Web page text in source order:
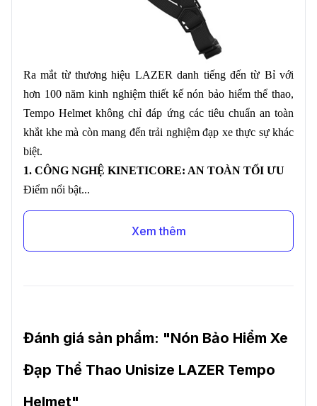
Ra mắt từ thương hiệu LAZER danh tiếng đến từ Bỉ với
hơn 100 năm kinh nghiệm thiết kế nón bảo hiểm thể thao,
Tempo Helmet không chỉ đáp ứng các tiêu chuẩn an toàn
khắt khe mà còn mang đến trải nghiệm đạp xe thực sự khác
biệt.
1. CÔNG NGHỆ KINETICORE: AN TOÀN TỐI ƯU
Điểm nổi bật...
Xem thêm
Đánh giá sản phẩm: "Nón Bảo Hiểm Xe
Đạp Thể Thao Unisize LAZER Tempo
Helmet"